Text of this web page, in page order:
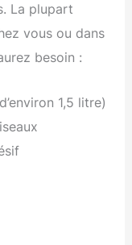
La plupart
vous ou dans
besoin :
1,5 litre)